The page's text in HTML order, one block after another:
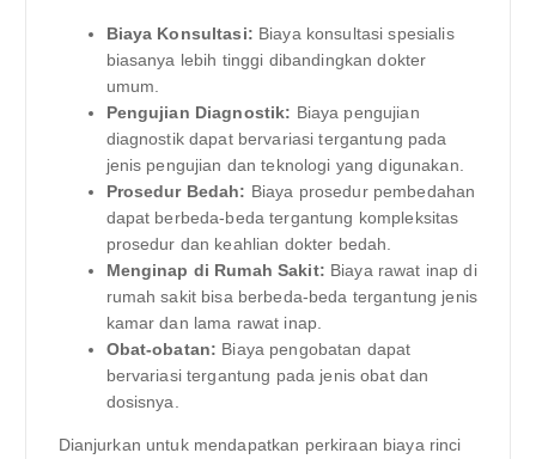
Biaya Konsultasi: Biaya konsultasi spesialis
biasanya lebih tinggi dibandingkan dokter
umum.
Pengujian Diagnostik: Biaya pengujian
diagnostik dapat bervariasi tergantung pada
jenis pengujian dan teknologi yang digunakan.
Prosedur Bedah: Biaya prosedur pembedahan
dapat berbeda-beda tergantung kompleksitas
prosedur dan keahlian dokter bedah.
Menginap di Rumah Sakit: Biaya rawat inap di
rumah sakit bisa berbeda-beda tergantung jenis
kamar dan lama rawat inap.
Obat-obatan: Biaya pengobatan dapat
bervariasi tergantung pada jenis obat dan
dosisnya.
Dianjurkan untuk mendapatkan perkiraan biaya rinci